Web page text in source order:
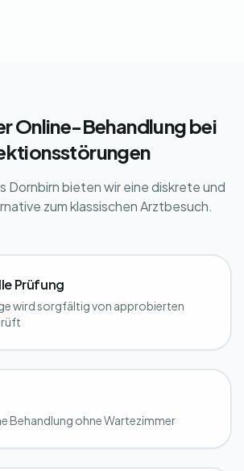
Online-Behandlung bei
Dornbirn bieten wir eine diskrete und
zum klassischen Arztbesuch.
Prüfung
wird sorgfältig von approbierten
Behandlung ohne Wartezimmer